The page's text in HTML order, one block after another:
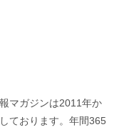
マガジンは2011年か
ております。年間365